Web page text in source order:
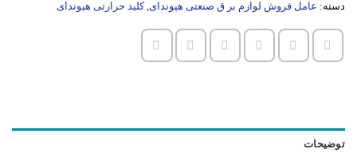
دسته: عامل فروش لوازم بر ق صنعتی هیوندای, کلید حرارتی هیوندای
توضیحات